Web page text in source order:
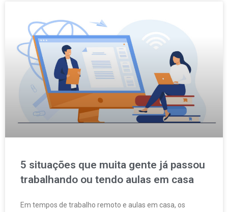
5 situações que muita gente já passou
trabalhando ou tendo aulas em casa
Em tempos de trabalho remoto e aulas em casa, os